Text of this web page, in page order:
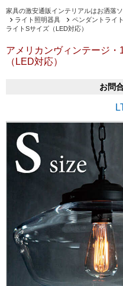
家具の激安通販インテリアルはお洒落
ライト照明器具
ペンダントライト
ライトSサイズ（LED対応）
アメリカンヴィンテージ
（LED対応）
お問